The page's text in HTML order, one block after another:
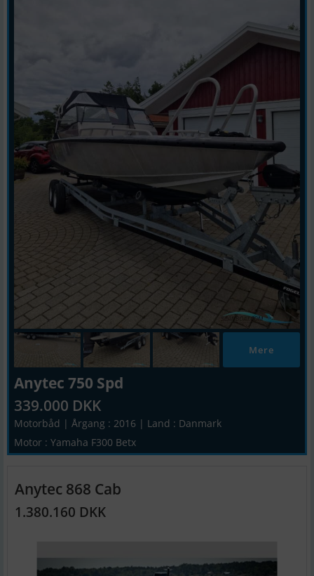
Mere
Anytec 750 Spd
339.000 DKK
Motorbåd | Årgang : 2016 | Land : Danmark
Motor : Yamaha F300 Betx
Anytec 868 Cab
1.380.160 DKK